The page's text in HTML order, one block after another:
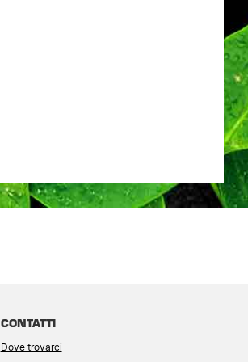
CONTATTI
Dove trovarci